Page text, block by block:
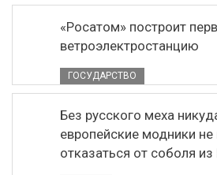
«Росатом» построит
ветроэлектростанцию
ГОСУДАРСТВО
Без русского меха
европейские модники не
отказаться от соболя